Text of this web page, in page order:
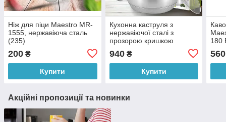
Ніж для піци Maestro MR-
1555, нержавіюча сталь
(235)
200 ₴
Купити
Кухонна каструля з
нержавіючої сталі з
прозорою кришкою
Maestro MR-3512-26 8,2л
(235)
940₴
Купити
180
560
Акційні пропозиції та новинки